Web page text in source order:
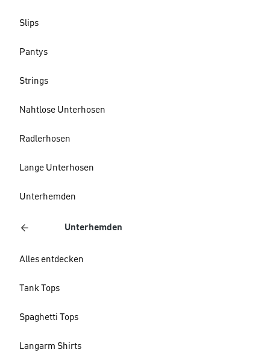
Slips
Pantys
Strings
Nahtlose Unterhosen
Radlerhosen
Lange Unterhosen
Unterhemden
Unterhemden
Alles entdecken
Tank Tops
Spaghetti Tops
Langarm Shirts